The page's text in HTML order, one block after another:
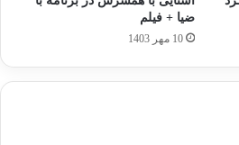
ضیا + فیلم
10 مهر 1403